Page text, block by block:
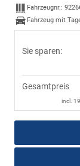
Fahrzeugnr.:
Fahrzeug mit
Sie sparen:
Gesamtpreis
incl.